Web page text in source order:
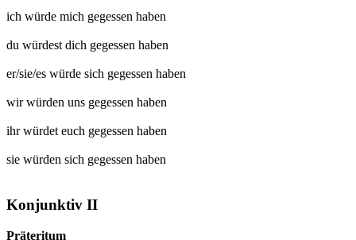
ich würde mich gegessen haben
du würdest dich gegessen haben
er/sie/es würde sich gegessen haben
wir würden uns gegessen haben
ihr würdet euch gegessen haben
sie würden sich gegessen haben
Konjunktiv II
Präteritum